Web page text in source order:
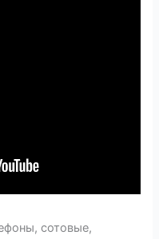
сотовые,